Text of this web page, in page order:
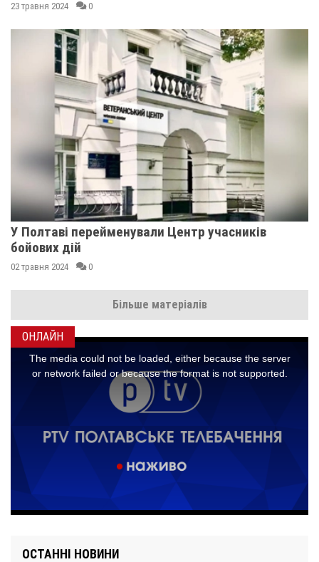
ОНЛАЙН
ОСТАННІ НОВИНИ
23 травня 2024 0
У Полтаві перейменували Центр учасників
бойових дій
02 травня 2024 0
Більше матеріалів